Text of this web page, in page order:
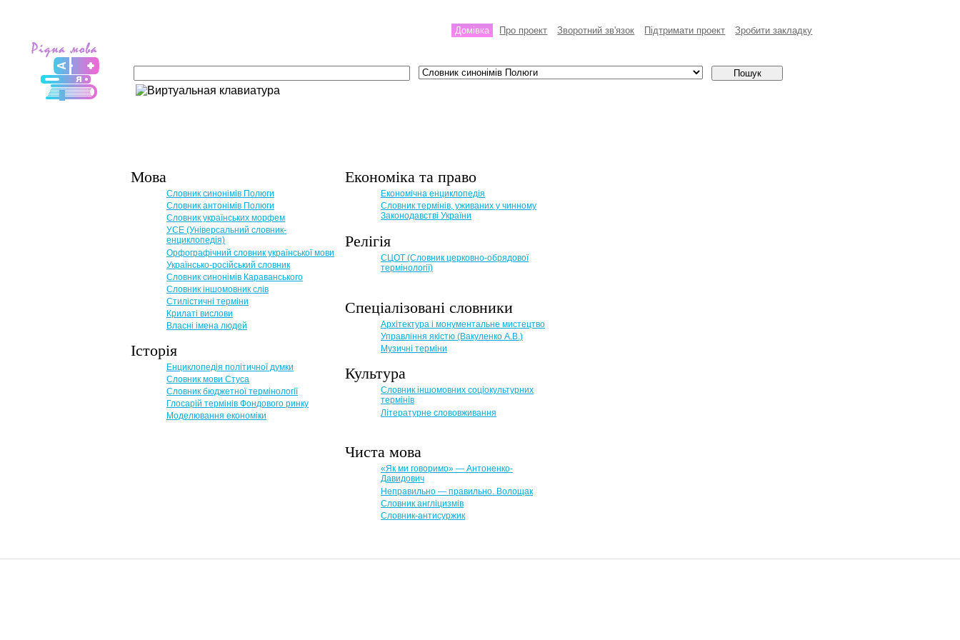
Домівка Про проект Зворотний зв'язок Пiдтримати проект Зробити закладку
Мова
Словник синонімів Полюги
Словник антонімів Полюги
Словник українських морфем
УСЕ (Універсальний словник-
енциклопедія)
Орфографічний словник української мови
Українсько-російський словник
Словник синонімів Караванського
Словник іншомовник слів
Стилістичні терміни
Крилаті вислови
Власні імена людей
Історія
Енциклопедія політичної думки
Словник мови Стуса
Словник бюджетної термінології
Глосарій термінів Фондового ринку
Моделювання економіки
Економіка та право
Eкономічна енциклопедія
Словник термінів, уживаних у чинному
Законодавстві України
Релігія
СЦОТ (Словник церковно-обрядової
термінології)
Спеціалізовані словники
Архітектура і монументальне мистецтво
Управління якістю (Вакуленко А.В.)
Музичні терміни
Культура
Словник іншомовних соціокультурних
термінів
Літературне слововживання
Чиста мова
«Як ми говоримо» — Антоненко-
Давидович
Неправильно — правильно. Волощак
Словник англіцизмів
Словник-антисуржик